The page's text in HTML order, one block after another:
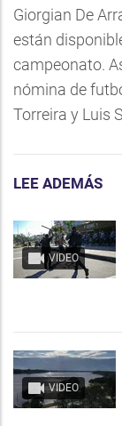
Giorgian De
están
campeonato.
nómina de
Torreira y Luis
LEE ADEMÁS
VIDEO
VIDEO